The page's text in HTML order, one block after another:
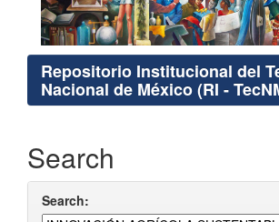
Repositorio Institucional del
Nacional de México (RI -
Search
Search: